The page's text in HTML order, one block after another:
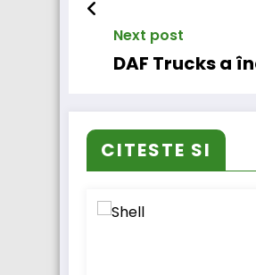
Next post
DAF Trucks a
CITESTE SI